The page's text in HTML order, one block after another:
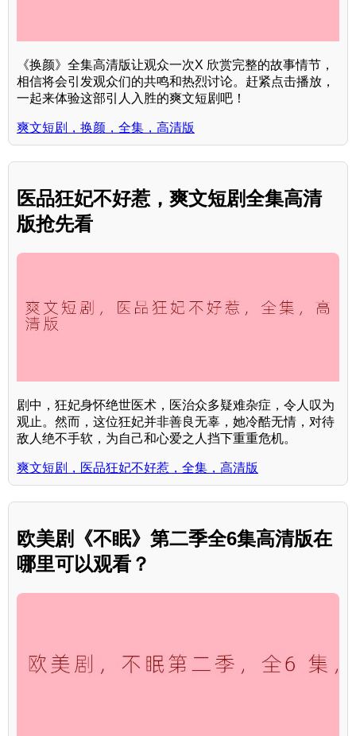
《换颜》全集高清版让观众一次X 欣赏完整的故事情节，
相信将会引发观众们的共鸣和热烈讨论。赶紧点击播放，
一起来体验这部引人入胜的爽文短剧吧！
爽文短剧，换颜，全集，高清版
医品狂妃不好惹，爽文短剧全集高清
版抢先看
剧中，狂妃身怀绝世医术，医治众多疑难杂症，令人叹为
观止。然而，这位狂妃并非善良无辜，她冷酷无情，对待
敌人绝不手软，为自己和心爱之人挡下重重危机。
爽文短剧，医品狂妃不好惹，全集，高清版
欧美剧《不眠》第二季全6集高清版在
哪里可以观看？